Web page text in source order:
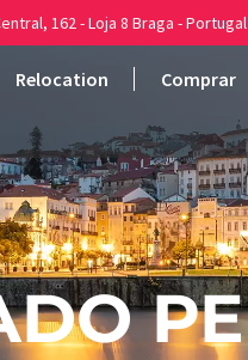
162 - Loja 8 Braga - Portugal
Relocation Comprar